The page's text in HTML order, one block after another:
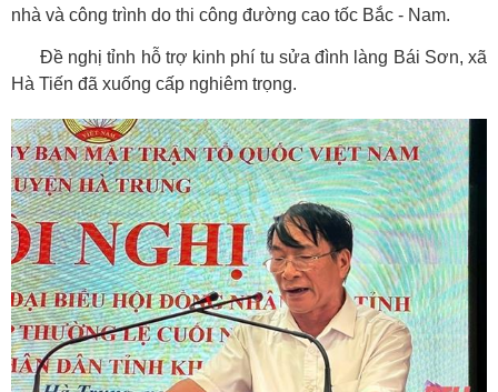
nhà và công trình do thi công đường cao tốc Bắc - Nam.
Đề nghị tỉnh hỗ trợ kinh phí tu sửa đình làng Bái Sơn, xã
Hà Tiến đã xuống cấp nghiêm trọng.